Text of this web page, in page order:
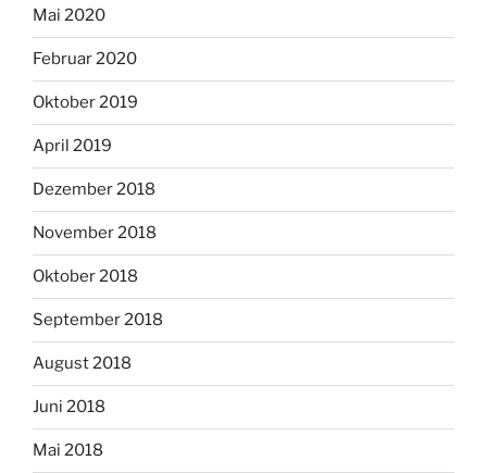
Mai 2020
Februar 2020
Oktober 2019
April 2019
Dezember 2018
November 2018
Oktober 2018
September 2018
August 2018
Juni 2018
Mai 2018